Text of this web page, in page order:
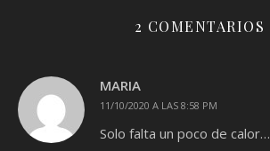
2 COMENTARIOS
MARIA
11/10/2020 A LAS 8:58 PM
Solo falta un poco de calor…